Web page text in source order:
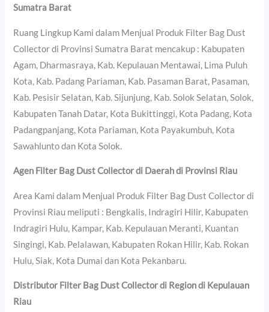
Sumatra Barat
Ruang Lingkup Kami dalam Menjual Produk Filter Bag Dust
Collector di Provinsi Sumatra Barat mencakup : Kabupaten
Agam, Dharmasraya, Kab. Kepulauan Mentawai, Lima Puluh
Kota, Kab. Padang Pariaman, Kab. Pasaman Barat, Pasaman,
Kab. Pesisir Selatan, Kab. Sijunjung, Kab. Solok Selatan, Solok,
Kabupaten Tanah Datar, Kota Bukittinggi, Kota Padang, Kota
Padangpanjang, Kota Pariaman, Kota Payakumbuh, Kota
Sawahlunto dan Kota Solok.
Agen Filter Bag Dust Collector di Daerah di Provinsi Riau
Area Kami dalam Menjual Produk Filter Bag Dust Collector di
Provinsi Riau meliputi : Bengkalis, Indragiri Hilir, Kabupaten
Indragiri Hulu, Kampar, Kab. Kepulauan Meranti, Kuantan
Singingi, Kab. Pelalawan, Kabupaten Rokan Hilir, Kab. Rokan
Hulu, Siak, Kota Dumai dan Kota Pekanbaru.
Distributor Filter Bag Dust Collector di Region di Kepulauan
Riau